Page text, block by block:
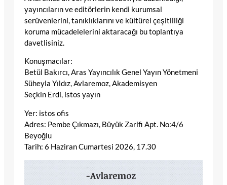
yayıncıların ve editörlerin kendi kurumsal
serüvenlerini, tanıklıklarını ve kültürel çeşitliliği
koruma mücadelelerini aktaracağı bu toplantıya
davetlisiniz.
Konuşmacılar:
Betül Bakırcı, Aras Yayıncılık Genel Yayın Yönetmeni
Süheyla Yıldız, Avlaremoz, Akademisyen
Seçkin Erdi, istos yayın
Yer: istos ofis
Adres: Pembe Çıkmazı, Büyük Zarifi Apt. No:4/6
Beyoğlu
Tarih: 6 Haziran Cumartesi 2026, 17.30